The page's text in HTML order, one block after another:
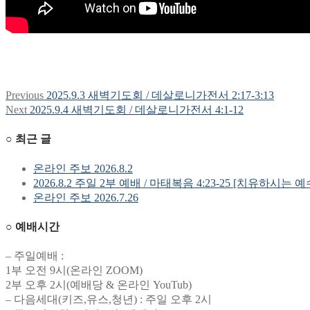
글
색
Previous Previous
post:
2025.9.3 새벽기도회 / 데살로니가전서 2:17-3:13
Next Next
2025.9.4 새벽기도회 / 데살로니가전서 4:1-12
○ 최근 글
온라인 주보 2026.8.2
2026.8.2 주일 2부 예배 / 마태복음 4:23-25 [치유하시는 예
온라인 주보 2026.7.26
○ 예배시간
– 주일예배 :
1부 오전 9시(온라인 ZOOM)
2부 오후 2시(예배당 & 온라인 YouTub)
– 다음세대(키즈,유스,청년) : 주일 오후 2시